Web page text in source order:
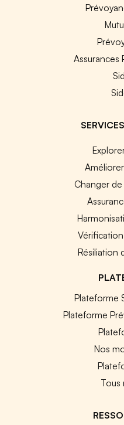
Assurances
Changer
Résiliation
Plateforme
Plateforme
Nos
Tous